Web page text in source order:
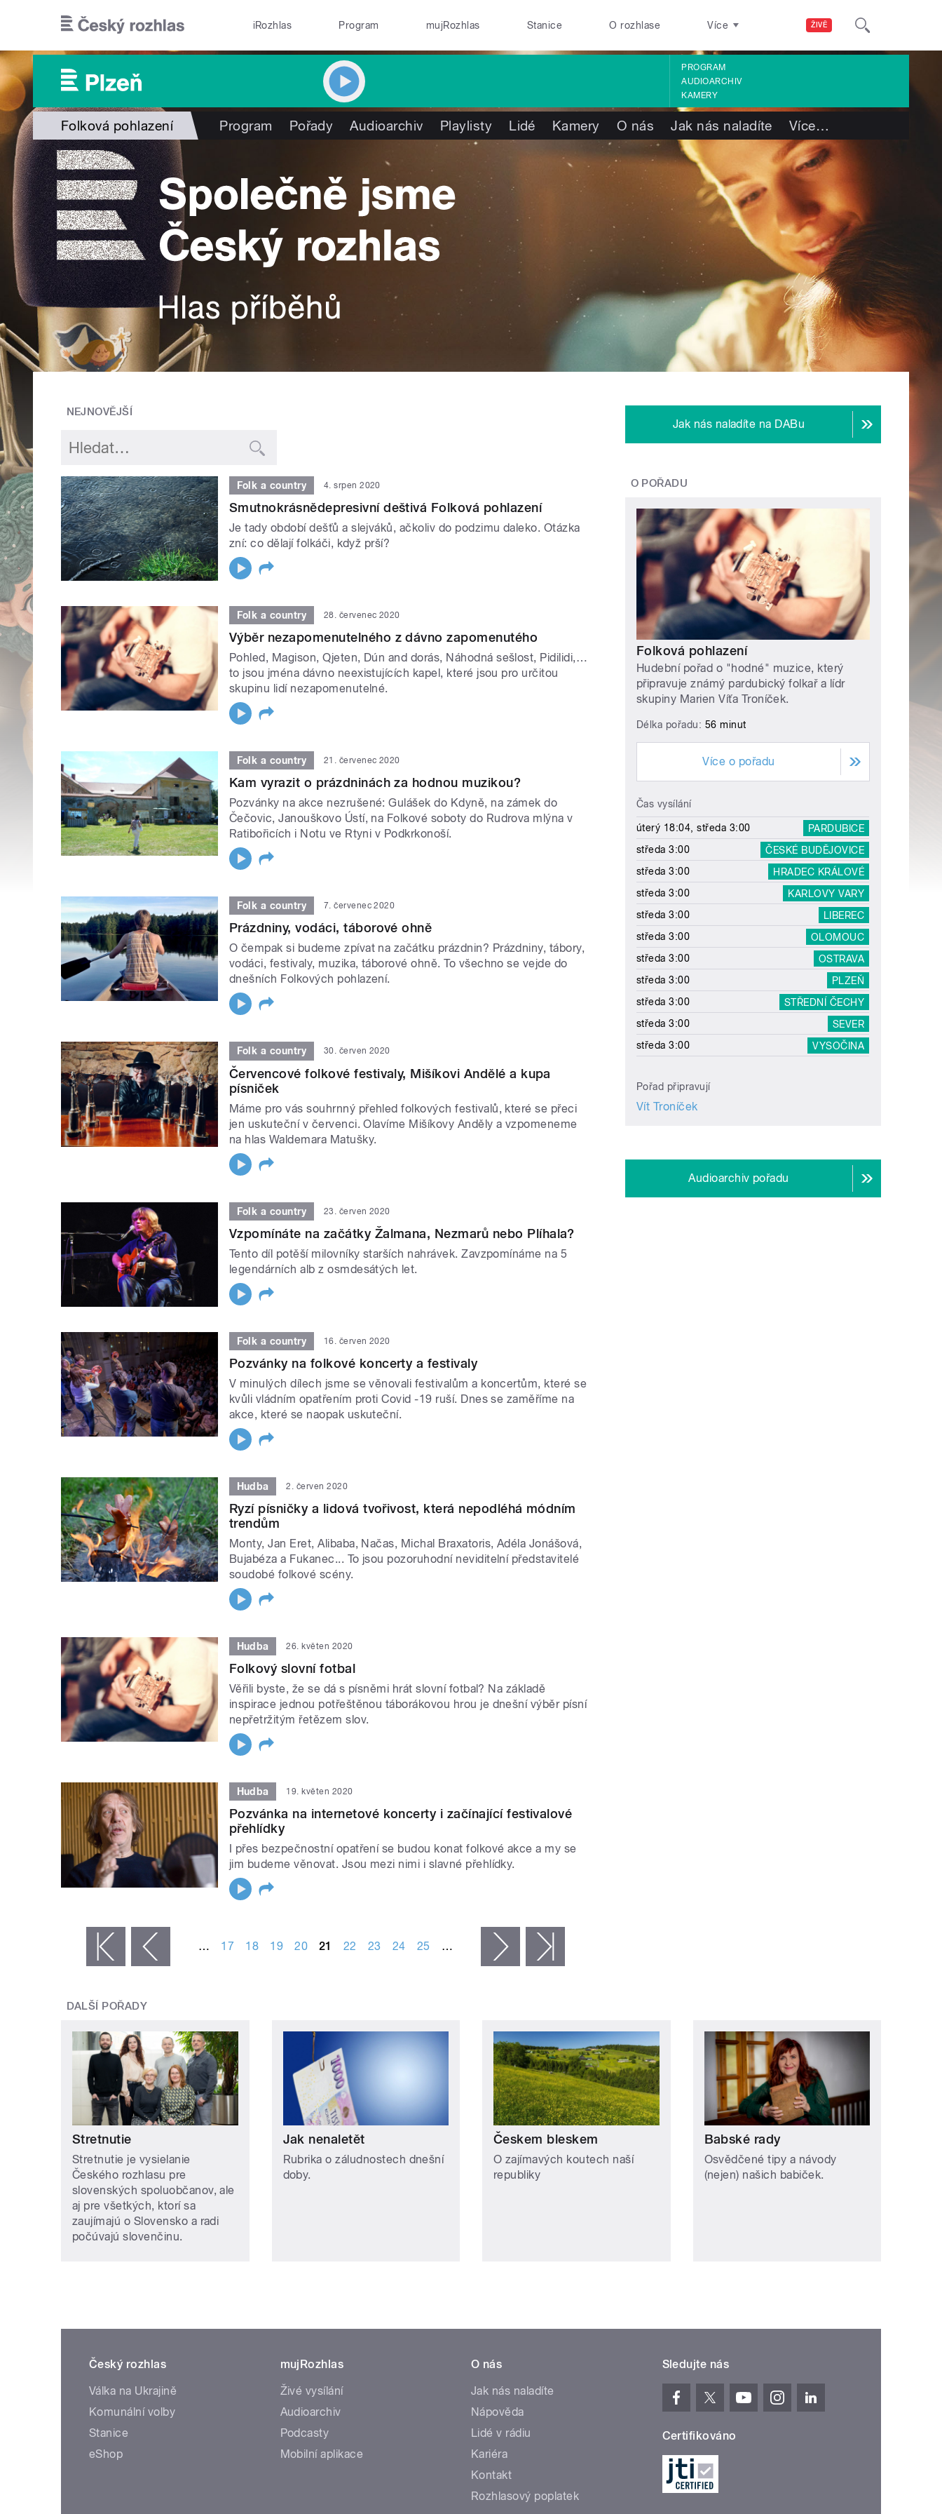
ŽIVĚ
iRozhlas Program mujRozhlas Stanice O rozhlase Více
PROGRAM
AUDIOARCHIV
KAMERY
Folková pohlazení Program Pořady Audioarchiv Playlisty Lidé Kamery O nás Jak nás naladíte Více…
NEJNOVĚJŠÍ
Folk a country 4. srpen 2020
Smutnokrásnědepresivní deštivá Folková pohlazení
Je tady období dešťů a slejváků, ačkoliv do podzimu daleko. Otázka
zní: co dělají folkáči, když prší?
Folk a country 28. červenec 2020
Výběr nezapomenutelného z dávno zapomenutého
Pohled, Magison, Qjeten, Dún and dorás, Náhodná sešlost, Pidilidi,…
to jsou jména dávno neexistujících kapel, které jsou pro určitou
skupinu lidí nezapomenutelné.
Folk a country 21. červenec 2020
Kam vyrazit o prázdninách za hodnou muzikou?
Pozvánky na akce nezrušené: Gulášek do Kdyně, na zámek do
Čečovic, Janouškovo Ústí, na Folkové soboty do Rudrova mlýna v
Ratibořicích i Notu ve Rtyni v Podkrkonoší.
Folk a country 7. červenec 2020
Prázdniny, vodáci, táborové ohně
O čempak si budeme zpívat na začátku prázdnin? Prázdniny, tábory,
vodáci, festivaly, muzika, táborové ohně. To všechno se vejde do
dnešních Folkových pohlazení.
Folk a country 30. červen 2020
Červencové folkové festivaly, Mišíkovi Andělé a kupa
písniček
Máme pro vás souhrnný přehled folkových festivalů, které se přeci
jen uskuteční v červenci. Olavíme Mišíkovy Anděly a vzpomeneme
na hlas Waldemara Matušky.
Folk a country 23. červen 2020
Vzpomínáte na začátky Žalmana, Nezmarů nebo Plíhala?
Tento díl potěší milovníky starších nahrávek. Zavzpomínáme na 5
legendárních alb z osmdesátých let.
Folk a country 16. červen 2020
Pozvánky na folkové koncerty a festivaly
V minulých dílech jsme se věnovali festivalům a koncertům, které se
kvůli vládním opatřením proti Covid -19 ruší. Dnes se zaměříme na
akce, které se naopak uskuteční.
Hudba 2. červen 2020
Ryzí písničky a lidová tvořivost, která nepodléhá módním
trendům
Monty, Jan Eret, Alibaba, Načas, Michal Braxatoris, Adéla Jonášová,
Bujabéza a Fukanec... To jsou pozoruhodní neviditelní představitelé
soudobé folkové scény.
Hudba 26. květen 2020
Folkový slovní fotbal
Věřili byste, že se dá s písněmi hrát slovní fotbal? Na základě
inspirace jednou potřeštěnou táborákovou hrou je dnešní výběr písní
nepřetržitým řetězem slov.
Hudba 19. květen 2020
Pozvánka na internetové koncerty i začínající festivalové
přehlídky
I přes bezpečnostní opatření se budou konat folkové akce a my se
jim budeme věnovat. Jsou mezi nimi i slavné přehlídky.
‹ předchozí … 17 18 19 20 21 22 23 24 25 … následující ›
Jak nás naladíte na DABu
O POŘADU
Folková pohlazení
Hudební pořad o "hodné" muzice, který
připravuje známý pardubický folkař a lídr
skupiny Marien Víťa Troníček.
Délka pořadu: 56 minut
Více o pořadu
Čas vysílání
úterý 18:04, středa 3:00
PARDUBICE
středa 3:00
ČESKÉ BUDĚJOVICE
středa 3:00
HRADEC KRÁLOVÉ
středa 3:00
KARLOVY VARY
středa 3:00
LIBEREC
středa 3:00
OLOMOUC
středa 3:00
OSTRAVA
středa 3:00
PLZEŇ
středa 3:00
STŘEDNÍ ČECHY
středa 3:00
SEVER
středa 3:00
VYSOČINA
Pořad připravují
Vít Troníček
Audioarchiv pořadu
DALŠÍ POŘADY
Stretnutie
Stretnutie je vysielanie
Českého rozhlasu pre
slovenských spoluobčanov, ale
aj pre všetkých, ktorí sa
zaujímajú o Slovensko a radi
počúvajú slovenčinu.
Jak nenaletět
Rubrika o záludnostech dnešní
doby.
Českem bleskem
O zajímavých koutech naší
republiky
Babské rady
Osvědčené tipy a návody
(nejen) našich babiček.
Český rozhlas
Válka na Ukrajině
Komunální volby
Stanice
eShop
mujRozhlas
Živé vysílání
Audioarchiv
Podcasty
Mobilní aplikace
O nás
Jak nás naladíte
Nápověda
Lidé v rádiu
Kariéra
Kontakt
Rozhlasový poplatek
Sledujte nás
Certifikováno